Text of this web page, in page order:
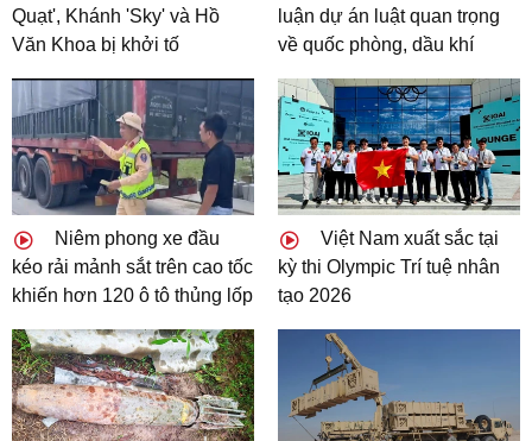
Quạt', Khánh 'Sky' và Hồ
Văn Khoa bị khởi tố
luận dự án luật quan trọng
về quốc phòng, dầu khí
Niêm phong xe đầu
kéo rải mảnh sắt trên cao tốc
khiến hơn 120 ô tô thủng lốp
Việt Nam xuất sắc tại
kỳ thi Olympic Trí tuệ nhân
tạo 2026